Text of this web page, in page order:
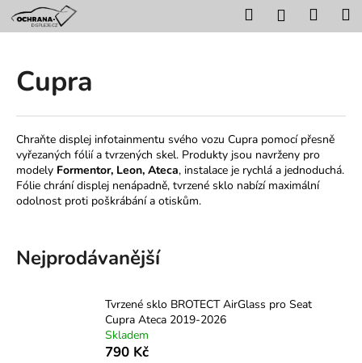
na
obsah
HledatPřihlášení
Cupra
Chraňte displej infotainmentu svého vozu Cupra pomocí přesně
vyřezaných fólií a tvrzených skel. Produkty jsou navrženy pro
modely Formentor, Leon, Ateca, instalace je rychlá a jednoduchá.
Fólie chrání displej nenápadně, tvrzené sklo nabízí maximální
odolnost proti poškrábání a otiskům.
Nejprodávanější
Tvrzené sklo BROTECT AirGlass pro Seat
Cupra Ateca 2019-2026
Skladem
790 Kč
o
C
o
p
o
t
ř
u